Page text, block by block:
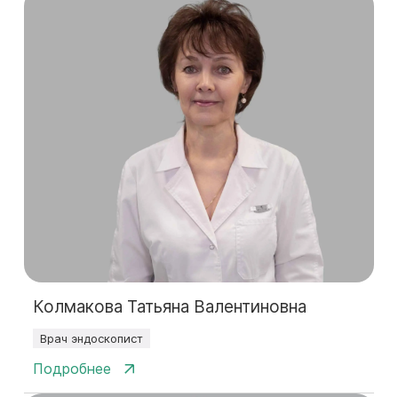
Колмакова Татьяна Валентиновна
Врач эндоскопист
Подробнее